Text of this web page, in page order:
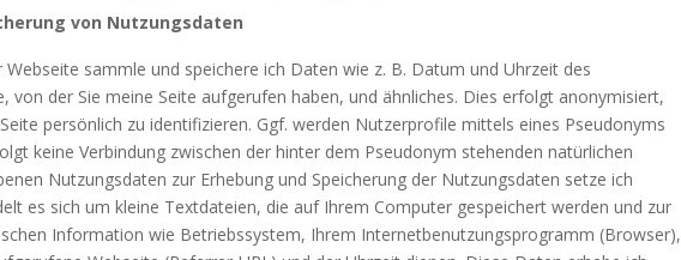
von Nutzungsdaten
sammle und speichere ich Daten wie z. B. Datum und Uhrzeit des
von der Sie meine Seite aufgerufen haben, und ähnliches. Dies erfolgt anonymisiert,
persönlich zu identifizieren. Ggf. werden Nutzerprofile mittels eines Pseudonyms
keine Verbindung zwischen der hinter dem Pseudonym stehenden natürlichen
Nutzungsdaten zur Erhebung und Speicherung der Nutzungsdaten setze ich
es sich um kleine Textdateien, die auf Ihrem Computer gespeichert werden und zur
Information wie Betriebssystem, Ihrem Internetbenutzungsprogramm (Browser),